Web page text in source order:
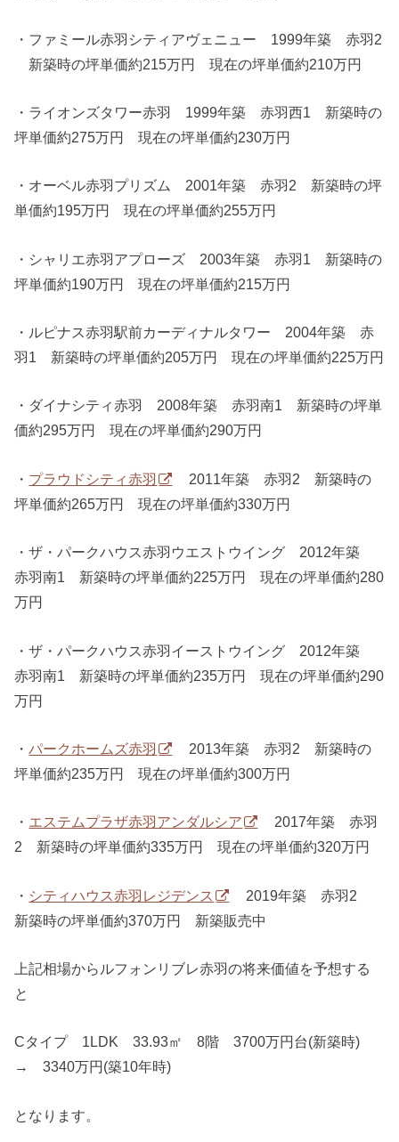
・ファミール赤羽シティアヴェニュー 1999年築 赤羽2
新築時の坪単価約215万円 現在の坪単価約210万円
・ライオンズタワー赤羽 1999年築 赤羽西1 新築時の
坪単価約275万円 現在の坪単価約230万円
・オーベル赤羽プリズム 2001年築 赤羽2 新築時の坪
単価約195万円 現在の坪単価約255万円
・シャリエ赤羽アプローズ 2003年築 赤羽1 新築時の
坪単価約190万円 現在の坪単価約215万円
・ルピナス赤羽駅前カーディナルタワー 2004年築 赤
羽1 新築時の坪単価約205万円 現在の坪単価約225万円
・ダイナシティ赤羽 2008年築 赤羽南1 新築時の坪単
価約295万円 現在の坪単価約290万円
・ プラウドシティ赤羽
2011年築 赤羽2 新築時の
坪単価約265万円 現在の坪単価約330万円
・ザ・パークハウス赤羽ウエストウイング 2012年築
赤羽南1 新築時の坪単価約225万円 現在の坪単価約280
万円
・ザ・パークハウス赤羽イーストウイング 2012年築
赤羽南1 新築時の坪単価約235万円 現在の坪単価約290
万円
・パークホームズ赤羽
2013年築 赤羽2 新築時の
坪単価約235万円 現在の坪単価約300万円
・ エステムプラザ赤羽アンダルシア
2017年築 赤羽
2 新築時の坪単価約335万円 現在の坪単価約320万円
・ シティハウス赤羽レジデンス
2019年築 赤羽2
新築時の坪単価約370万円 新築販売中
上記相場からルフォンリブレ赤羽の将来価値を予想する
と
Cタイプ 1LDK 33.93㎡ 8階 3700万円台(新築時)
→ 3340万円(築10年時)
となります。